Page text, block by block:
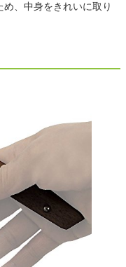
、中身をきれいに取り